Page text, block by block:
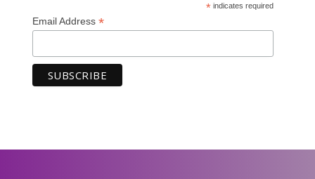
*indicates required
Email Address *